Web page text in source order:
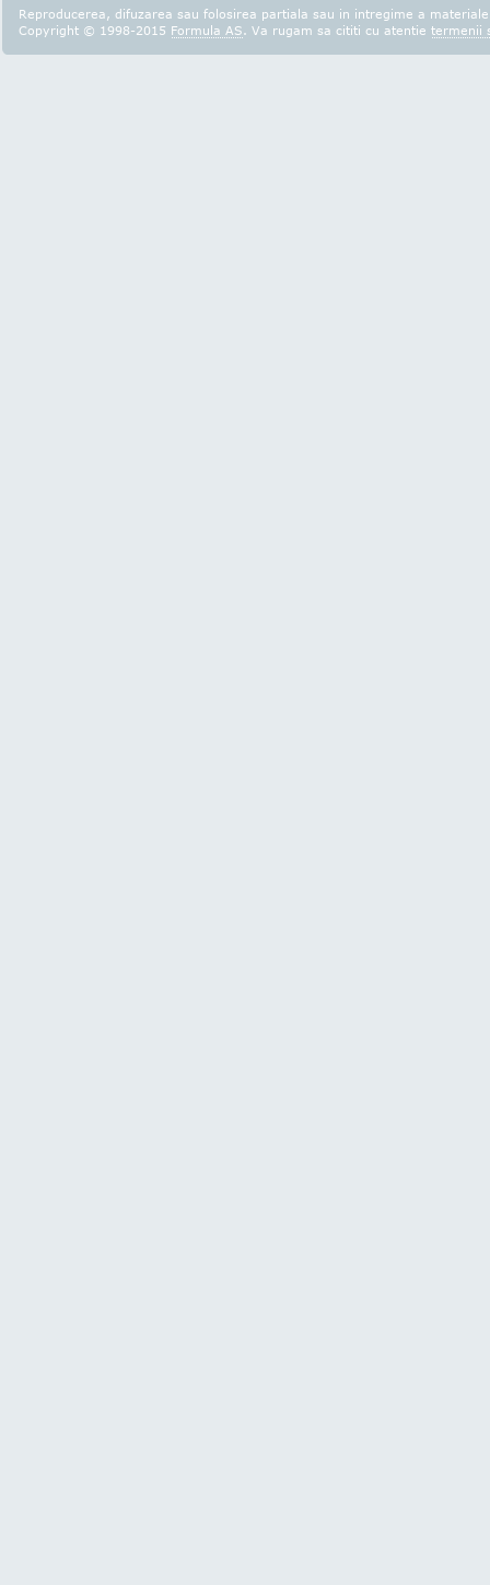
Reproducerea, difuzarea sau folosirea partiala sau in intregime a
Copyright © 1998-2015 Formula AS. Va rugam sa cititi cu atentie termenii